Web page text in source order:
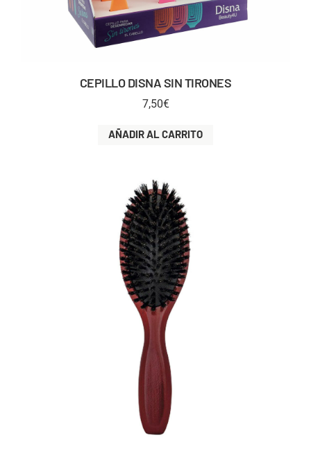
CEPILLO DISNA SIN TIRONES
7,50€
AÑADIR AL CARRITO